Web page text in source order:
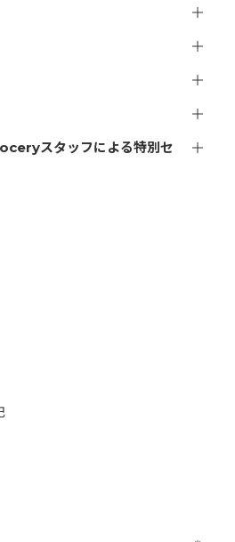
スタッフによる特別セ